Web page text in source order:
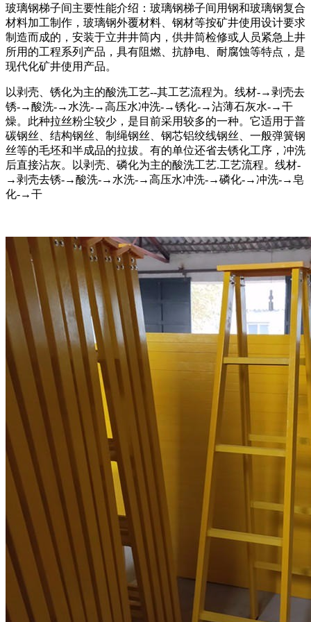
玻璃钢梯子间主要性能介绍：玻璃钢梯子间用钢和玻璃钢复合
材料加工制作，玻璃钢外覆材料、钢材等按矿井使用设计要求
制造而成的，安装于立井井筒内，供井筒检修或人员紧急上井
所用的工程系列产品，具有阻燃、抗静电、耐腐蚀等特点，是
现代化矿井使用产品。
以剥壳、锈化为主的酸洗工艺--其工艺流程为。线材-→剥壳去
锈-→酸洗-→水洗-→高压水冲洗-→锈化-→沾薄石灰水-→干
燥。此种拉丝粉尘较少，是目前采用较多的一种。它适用于普
碳钢丝、结构钢丝、制绳钢丝、钢芯铝绞线钢丝、一般弹簧钢
丝等的毛坯和半成品的拉拔。有的单位还省去锈化工序，冲洗
后直接沾灰。以剥壳、磷化为主的酸洗工艺.工艺流程。线材-
→剥壳去锈-→酸洗-→水洗-→高压水冲洗-→磷化-→冲洗-→皂
化-→干